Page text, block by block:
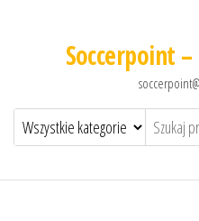
Soccerpoint